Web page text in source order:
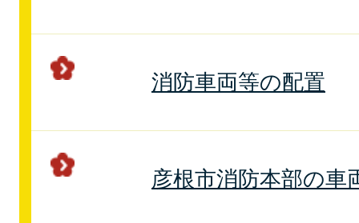
消防車両等の配置
彦根市消防本部の車